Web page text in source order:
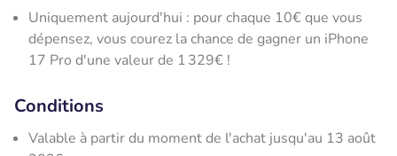
Uniquement aujourd'hui : pour chaque 10€ que vous
dépensez, vous courez la chance de gagner un iPhone
17 Pro d'une valeur de 1 329€ !
Conditions
Valable à partir du moment de l'achat jusqu'au 13 août